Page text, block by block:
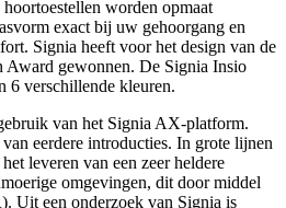
worden opmaat
exact bij uw gehoorgang en
Signia heeft voor het design van de
gewonnen. De Signia Insio
verschillende kleuren.
van het Signia AX-platform.
eerdere introducties. In grote lijnen
leveren van een zeer heldere
omgevingen, dit door middel
Uit een onderzoek van Signia is